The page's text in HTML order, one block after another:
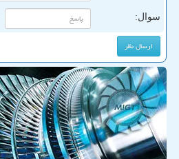
سوال: